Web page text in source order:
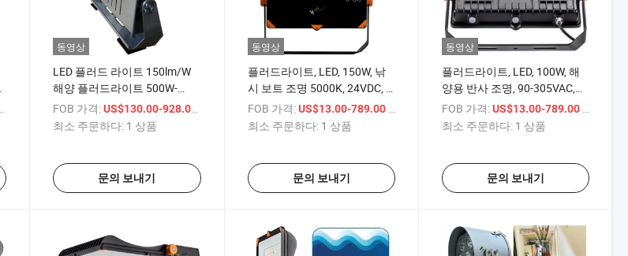
동영상
LED 플러드 라이트 150lm/W
해양 플러드라이트 500W-
1500W RGBW 조명
FOB 가격: US$130.00-928.00
최소 주문하다: 1 상품
문의 보내기
동영상
플러드라이트, LED, 150W, 낚
시 보트 조명 5000K, 24VDC, 8
도, 해양 탐조등
FOB 가격: US$13.00-789.00 / 상품
최소 주문하다: 1 상품
문의 보내기
동영상
플러드라이트, LED, 100W, 해
양용 반사 조명, 90-305VAC,
90 도, 조명 조절 가능
FOB 가격: US$13.00-789.00 / 상품
최소 주문하다: 1 상품
문의 보내기